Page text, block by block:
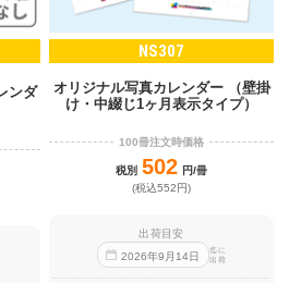
ンダ
NS307
オリジナル写真カレンダー （壁掛
け・中綴じ1ヶ月表示タイプ）
100冊注文時価格
税別 502 円/冊
(税込552円)
出荷目安
2026年9 月14日
迄に
出荷